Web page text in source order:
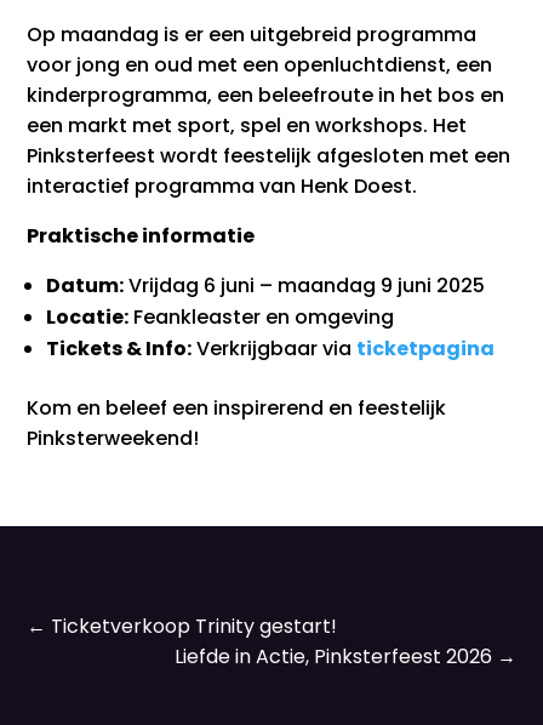
Op maandag is er een uitgebreid programma
voor jong en oud met een openluchtdienst, een
kinderprogramma, een beleefroute in het bos en
een markt met sport, spel en workshops. Het
Pinksterfeest wordt feestelijk afgesloten met een
interactief programma van Henk Doest.
Praktische informatie
Datum:Vrijdag 6 juni – maandag 9 juni 2025
Locatie: Feankleaster en omgeving
Tickets & Info:Verkrijgbaar via ticketpagina
Kom en beleef een inspirerend en feestelijk
Pinksterweekend!
← Ticketverkoop Trinity gestart!
Liefde in Actie, Pinksterfeest 2026→